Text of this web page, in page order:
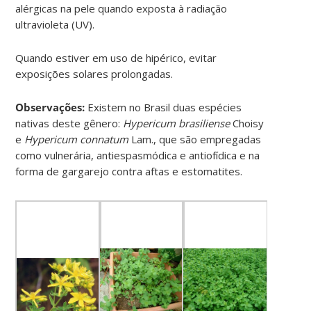
alérgicas na pele quando exposta à radiação
ultravioleta (UV).
Quando estiver em uso de hipérico, evitar
exposições solares prolongadas.
Observações: Existem no Brasil duas espécies
nativas deste gênero: Hypericum brasilienseChoisy
e Hypericum connatum Lam., que são empregadas
como vulnerária, antiespasmódica e antiofídica e na
forma de gargarejo contra aftas e estomatites.